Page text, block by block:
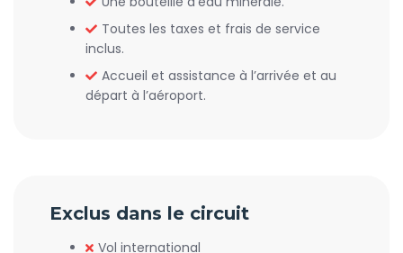
Toutes les taxes et frais de service
inclus.
Accueil et assistance à l’arrivée et au
départ à l’aéroport.
Exclus dans le circuit
Vol international